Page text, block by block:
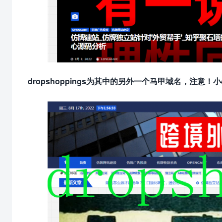
dropshoppings为其中的另外一个马甲域名，注意！